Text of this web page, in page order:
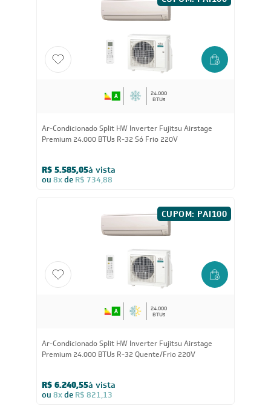
24.000
BTUs
Ar-Condicionado Split HW Inverter Fujitsu Airstage
Premium 24.000 BTUs R-32 Só Frio 220V
R$ 5.585,05à vista
ou 8xde R$ 734,88
CUPOM: PAI100
24.000
BTUs
Ar-Condicionado Split HW Inverter Fujitsu Airstage
Premium 24.000 BTUs R-32 Quente/Frio 220V
R$ 6.240,55à vista
ou 8xde R$ 821,13